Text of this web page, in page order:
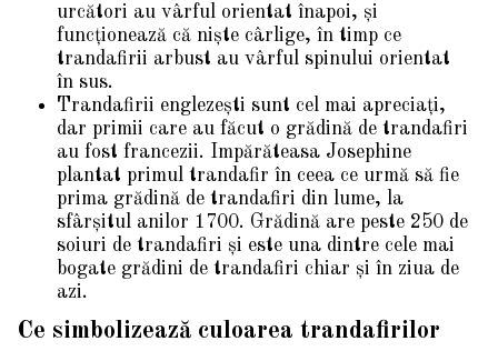
urcători au vârful orientat înapoi, și
funcționează că niște cârlige, în timp ce
trandafirii arbust au vârful spinului orientat
în sus.
Trandafirii englezești sunt cel mai apreciați,
dar primii care au făcut o grădină de trandafiri
au fost francezii. Impărăteasa Josephine
plantat primul trandafir în ceea ce urmă să fie
prima grădină de trandafiri din lume, la
sfârșitul anilor 1700. Grădină are peste 250 de
soiuri de trandafiri și este una dintre cele mai
bogate grădini de trandafiri chiar și în ziua de
azi.
Ce simbolizează culoarea trandafirilor